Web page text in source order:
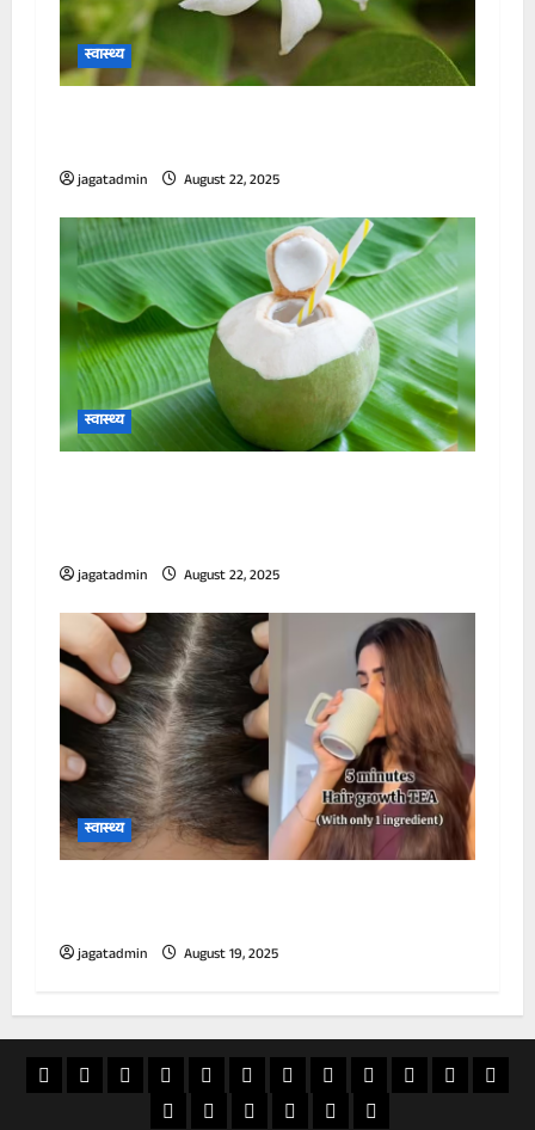
स्वास्थ्य
jagatadmin August 22, 2025
स्वास्थ्य
jagatadmin August 22, 2025
स्वास्थ्य
jagatadmin August 19, 2025
खास
राज्य विदेशअपराध
देश खेल आस्थामनोरंजनवीडियोचुनावराशिफल
शिक्षासियासत
ई
स्वास्थ्यजापान
20